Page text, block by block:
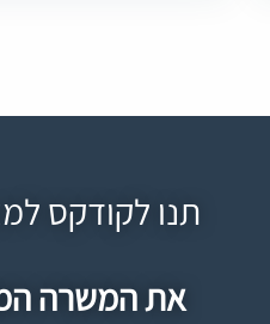
תנו לקודקס
את המשרה